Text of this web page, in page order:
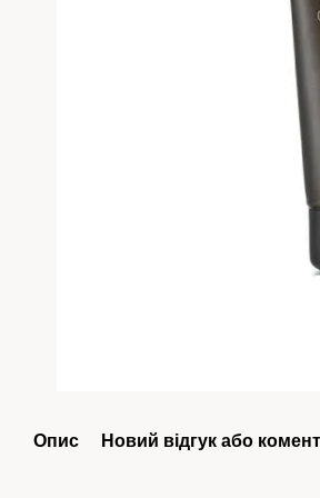
Опис Новий відгук або